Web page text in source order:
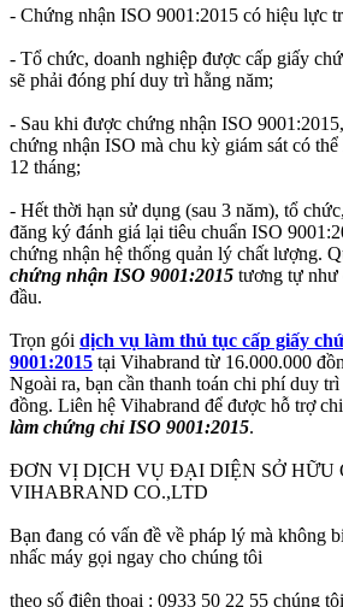
- Chứng nhận ISO 9001:2015 có hiệu lực
- Tổ chức, doanh nghiệp được cấp giấy
sẽ phải đóng phí duy trì hằng năm;
- Sau khi được chứng nhận ISO
chứng nhận ISO mà chu kỳ giám sát có
12 tháng;
- Hết thời hạn sử dụng (sau 3 năm), tổ
đăng ký đánh giá lại tiêu chuẩn ISO
chứng nhận hệ thống quản lý chất lượng.
chứng nhận ISO 9001:2015 tương tự như
đầu.
Trọn gói dịch vụ làm thủ tục cấp giấy
9001:2015 tại Vihabrand từ 16.000.000
Ngoài ra, bạn cần thanh toán chi phí duy
đồng. Liên hệ Vihabrand để được hỗ trợ
làm chứng chỉ ISO 9001:2015.
ĐƠN VỊ DỊCH VỤ ĐẠI DIỆN SỞ HỮU
VIHABRAND CO.,LTD
Bạn đang có vấn đề về pháp lý mà không
nhấc máy gọi ngay cho chúng tôi
theo số điện thoại : 0933 50 22 55 chúng